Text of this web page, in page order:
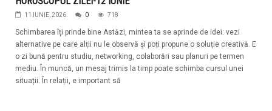
11 IUNIE, 2026 0 718
Schimbarea îți prinde bine Astăzi, mintea ta se aprinde de idei: vezi
alternative pe care alții nu le observă și poți propune o soluție creativă. E
o zi bună pentru studiu, networking, colaborări sau planuri pe termen
mediu. În muncă, un mesaj trimis la timp poate schimba cursul unei
situații. În relații, e important să